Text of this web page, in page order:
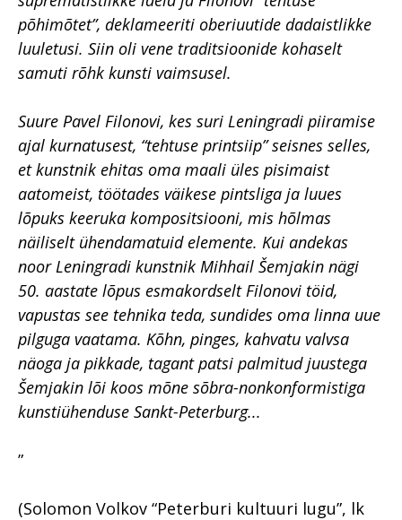
põhimõtet”, deklameeriti oberiuutide dadaistlikke
luuletusi. Siin oli vene traditsioonide kohaselt
samuti rõhk kunsti vaimsusel.
Suure Pavel Filonovi, kes suri Leningradi piiramise
ajal kurnatusest, “tehtuse printsiip” seisnes selles,
et kunstnik ehitas oma maali üles pisimaist
aatomeist, töötades väikese pintsliga ja luues
lõpuks keeruka kompositsiooni, mis hõlmas
näiliselt ühendamatuid elemente. Kui andekas
noor Leningradi kunstnik Mihhail Šemjakin nägi
50. aastate lõpus esmakordselt Filonovi töid,
vapustas see tehnika teda, sundides oma linna uue
pilguga vaatama. Kõhn, pinges, kahvatu valvsa
näoga ja pikkade, tagant patsi palmitud juustega
Šemjakin lõi koos mõne sõbra-nonkonformistiga
kunstiühenduse Sankt-Peterburg...
”
(Solomon Volkov “Peterburi kultuuri lugu”, lk